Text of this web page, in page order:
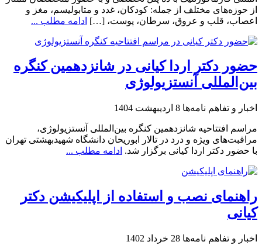
از حوزه‌های مختلف از جمله: کودکان، غدد و متابولیسم، مغز و
اعصاب، قلب و عروق، سرطان، پوست، […] ادامه مطلب ...
حضور دکتر اردا کیانی در شانزدهمین کنگره
بین‌المللی آنستزیولوژی
اخبار و تفاهم نامه‌ها 8 اردیبهشت 1404
مراسم افتتاحیه شانزدهمین کنگره بین‌المللی آنستزیولوژی،
مراقبت‌های ویژه و درد در تالار ابوریحان دانشگاه شهیدبهشتی تهران
با حضور دکتر اردا کیانی برگزار شد. ادامه مطلب ...
راهنمای نصب و استفاده از اپلیکیشن دکتر
کیانی
اخبار و تفاهم نامه‌ها 28 خرداد 1402